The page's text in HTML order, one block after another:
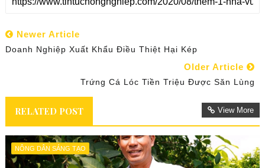
Newer Article
Doanh Nghiệp Xuất Khẩu Điều Thiệt Hại Kép
Older Article
Trứng Cá Lóc Tiền Triệu Được Săn Lùng
RELATED POST View More
NÔNG DÂN SÁNG TẠO